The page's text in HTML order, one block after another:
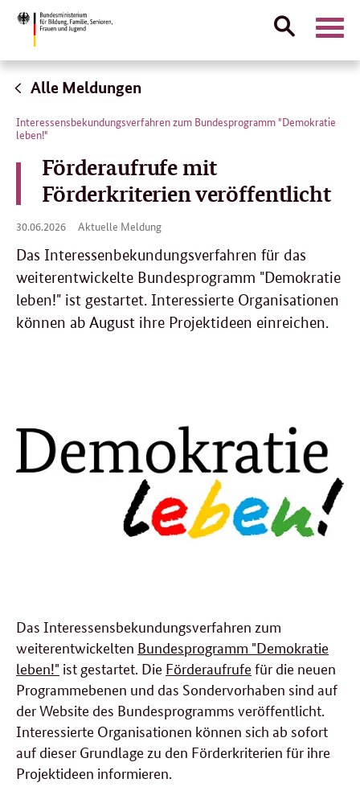
Direktlink:
Suche
Alle Meldungen
Interessensbekundungsverfahren zum Bundesprogramm "Demokratie
leben!"
Förderaufrufe mit
Förderkriterien veröffentlicht
30.06.2026 30.
2026
Aktuelle Meldung
Das Interessenbekundungsverfahren für das
weiterentwickelte Bundesprogramm "Demokratie
leben!" ist gestartet. Interessierte Organisationen
können ab August ihre Projektideen einreichen.
Das Interessensbekundungsverfahren zum
weiterentwickelten Bundesprogramm "Demokratie
leben!" ist gestartet. Die Förderaufrufe für die neuen
Programmebenen und das Sondervorhaben sind auf
der Website des Bundesprogramms veröffentlicht.
Interessierte Organisationen können sich ab sofort
auf dieser Grundlage zu den Förderkriterien für ihre
Projektideen informieren.